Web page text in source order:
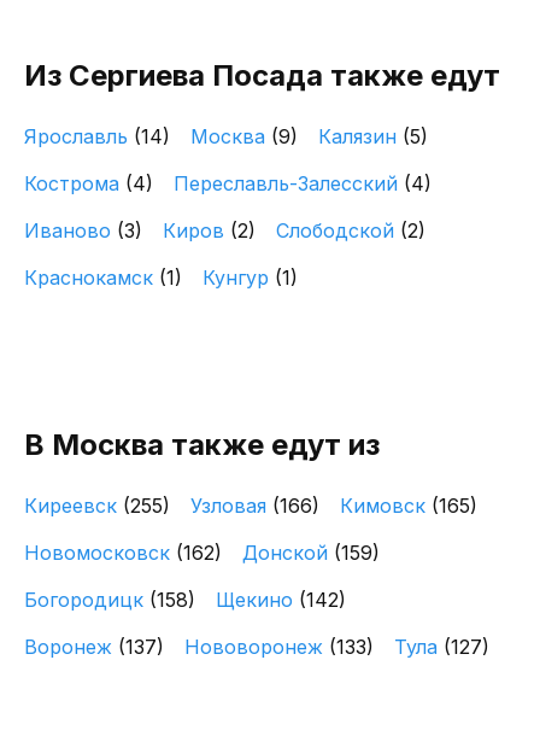
Из Сергиева Посада также едут
Ярославль (14) Москва (9) Калязин (5)
Кострома (4) Переславль-Залесский (4)
Иваново (3) Киров (2) Слободской (2)
Краснокамск (1) Кунгур (1)
В Москва также едут из
Киреевск (255) Узловая (166) Кимовск (165)
Новомосковск (162) Донской (159)
Богородицк (158) Щекино (142)
Воронеж (137) Нововоронеж (133) Тула (127)